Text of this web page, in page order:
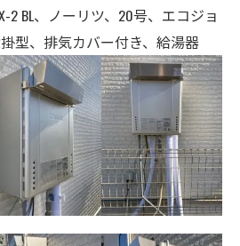
2 BL、ノーリツ、20号、エコジョ
型、排気カバー付き、給湯器